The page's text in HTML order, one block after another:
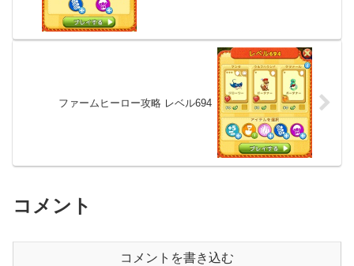
ファームヒーロー攻略 レベル694
コメント
コメントを書き込む